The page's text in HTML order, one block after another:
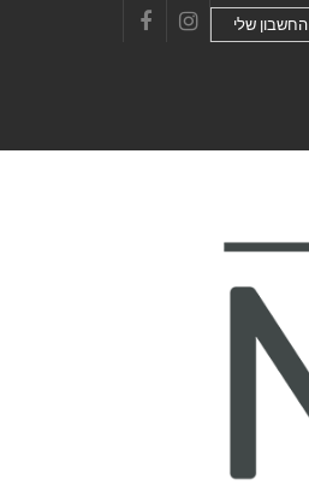
Instagram
החשבון שלי